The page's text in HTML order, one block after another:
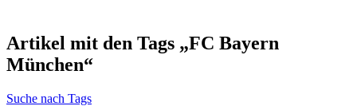
Artikel mit den Tags „FC Bayern
München“
Suche nach Tags